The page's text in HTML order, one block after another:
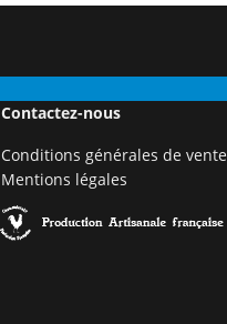
Contactez-nous
Conditions générales de vente
Mentions légales